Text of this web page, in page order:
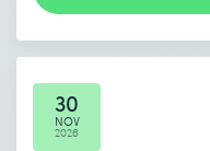
30
NOV
2026